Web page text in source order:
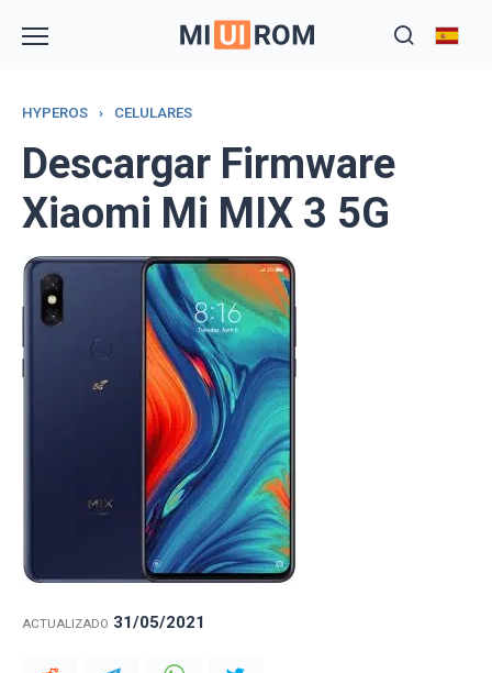
HYPEROS › CELULARES
Descargar Firmware
Xiaomi Mi MIX 3 5G
ACTUALIZADO 31/05/2021